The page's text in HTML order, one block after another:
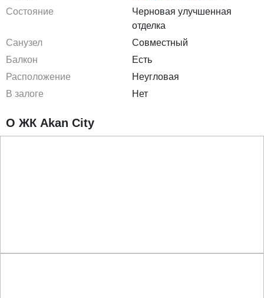
Состояние
Черновая улучшенная
отделка
Санузел
Совместный
Балкон
Есть
Расположение
Неугловая
В залоге
Нет
О ЖК Akan City